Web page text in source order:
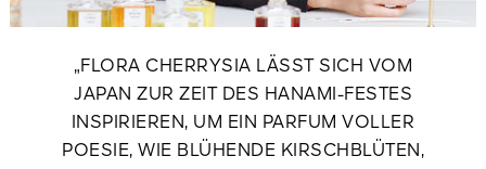
„FLORA CHERRYSIA LÄSST SICH VOM
JAPAN ZUR ZEIT DES HANAMI-FESTES
INSPIRIEREN, UM EIN PARFUM VOLLER
POESIE, WIE BLÜHENDE KIRSCHBLÜTEN,